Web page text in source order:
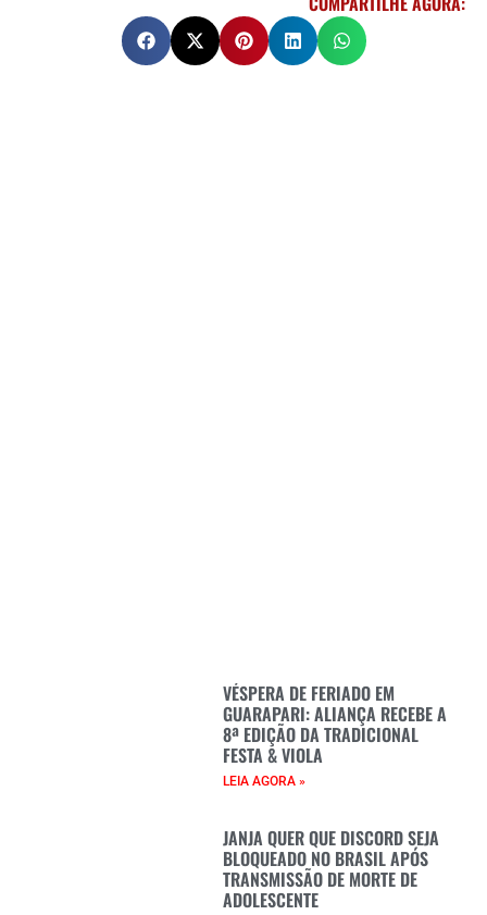
VÉSPERA DE FERIADO EM
GUARAPARI: ALIANÇA RECEBE A
8ª EDIÇÃO DA TRADICIONAL
FESTA & VIOLA
LEIA AGORA »
JANJA QUER QUE DISCORD SEJA
BLOQUEADO NO BRASIL APÓS
TRANSMISSÃO DE MORTE DE
ADOLESCENTE